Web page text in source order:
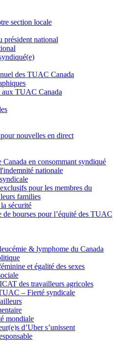
section locale
président national
des TUAC Canada
aux TUAC Canada
nouvelles en direct
Canada en consommant syndiqué
nationale
pour les membres du
families
sécurité
de bourses pour l’équité des TUAC
& lymphome du Canada
et égalité des sexes
des travailleurs agricoles
– Fierté syndicale
mondiale
d’Uber s’unissent